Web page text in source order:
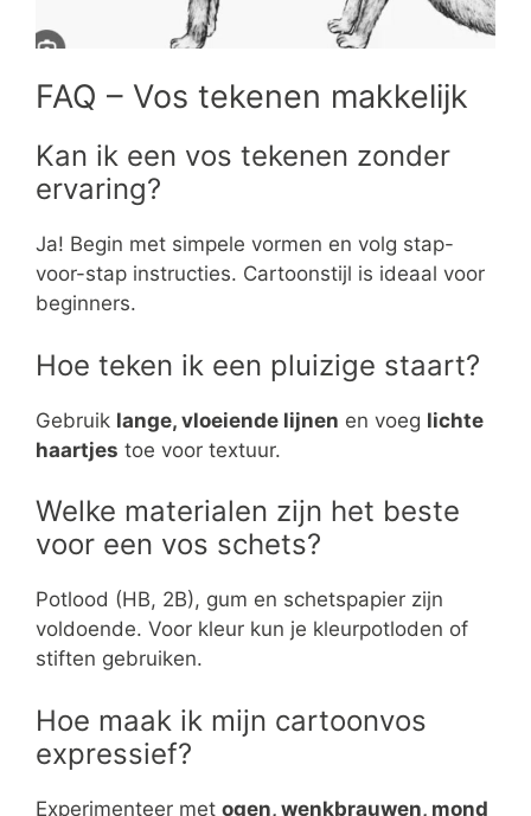
FAQ – Vos tekenen makkelijk
Kan ik een vos tekenen zonder
ervaring?
Ja! Begin met simpele vormen en volg stap-
voor-stap instructies. Cartoonstijl is ideaal voor
beginners.
Hoe teken ik een pluizige staart?
Gebruik lange, vloeiende lijnen en voeg lichte
haartjes toe voor textuur.
Welke materialen zijn het beste
voor een vos schets?
Potlood (HB, 2B), gum en schetspapier zijn
voldoende. Voor kleur kun je kleurpotloden of
stiften gebruiken.
Hoe maak ik mijn cartoonvos
expressief?
Experimenteer met ogen, wenkbrauwen, mond